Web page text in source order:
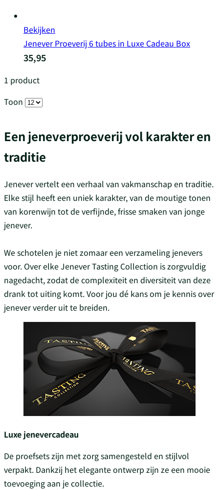
Bekijken
Jenever Proeverij 6 tubes in Luxe Cadeau Box
35,95
1 product
Toon
Een jeneverproeverij vol karakter en
traditie
Jenever vertelt een verhaal van vakmanschap en traditie.
Elke stijl heeft een uniek karakter, van de moutige tonen
van korenwijn tot de verfijnde, frisse smaken van jonge
jenever.
We schotelen je niet zomaar een verzameling jenevers
voor. Over elke Jenever Tasting Collection is zorgvuldig
nagedacht, zodat de complexiteit en diversiteit van deze
drank tot uiting komt. Voor jou dé kans om je kennis over
jenever verder uit te breiden.
Luxe jenevercadeau
De proefsets zijn met zorg samengesteld en stijlvol
verpakt. Dankzij het elegante ontwerp zijn ze een mooie
toevoeging aan je collectie.